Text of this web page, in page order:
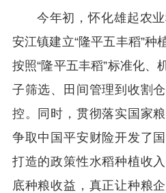
今年初，怀化雄起农
安江镇建立“隆平五丰稻”种
按照“隆平五丰稻”标准化、
子筛选、田间管理到收割
控。同时，贯彻落实国家
争取中国平安财险开发了
打造的政策性水稻种植收
底种粮收益，真正让种粮